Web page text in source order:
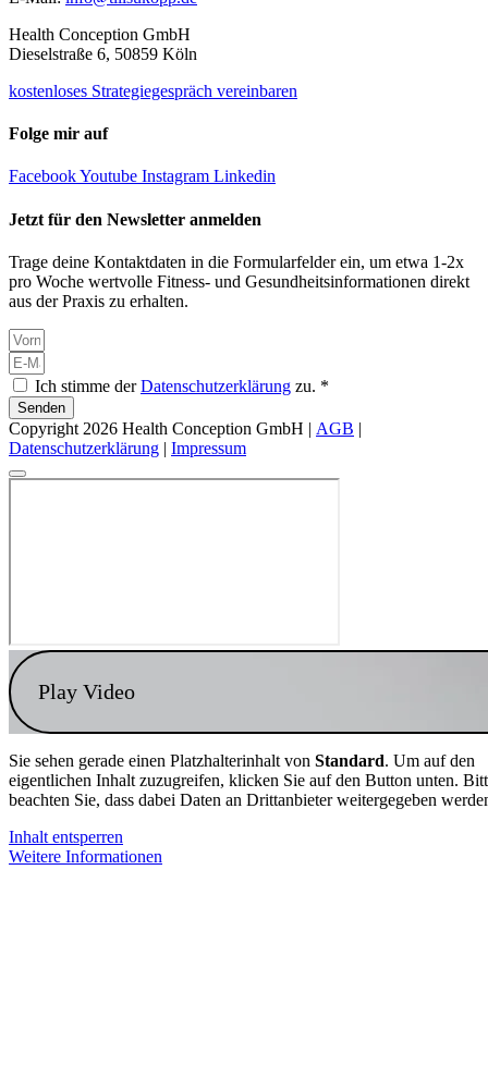
Health Conception GmbH
Dieselstraße 6, 50859 Köln
kostenloses Strategiegespräch vereinbaren
Folge mir auf
FacebookYoutube Instagram Linkedin
Jetzt für den Newsletter anmelden
Trage deine Kontaktdaten in die Formularfelder ein, um etwa 1-2x
pro Woche wertvolle Fitness- und Gesundheitsinformationen direkt
aus der Praxis zu erhalten.
Ich stimme derDatenschutzerklärung zu. *
Senden
Copyright 2026 Health Conception GmbH | AGB |
Datenschutzerklärung | Impressum
Play Video
Sie sehen gerade einen Platzhalterinhalt von Standard. Um auf den
eigentlichen Inhalt zuzugreifen, klicken Sie auf den Button unten.
beachten Sie, dass dabei Daten an Drittanbieter weitergegeben
Inhalt entsperren
Weitere Informationen